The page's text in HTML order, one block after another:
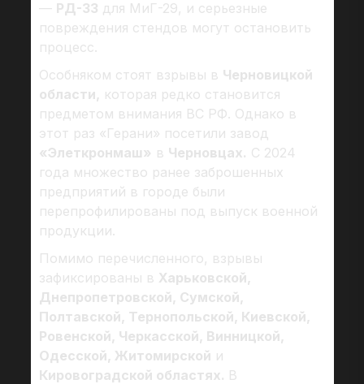
— РД-33 для МиГ-29, и серьезные
повреждения стендов могут остановить
процесс.
Особняком стоят взрывы в Черновицкой
области, которая редко становится
предметом внимания ВС РФ. Однако в
этот раз «Герани» посетили завод
«Элеткронмаш» в Черновцах. С 2024
года множество ранее заброшенных
предприятий в городе были
перепрофилированы под выпуск военной
продукции.
Помимо перечисленного, взрывы
зафиксированы в Харьковской,
Днепропетровской, Сумской,
Полтавской, Тернопольской, Киевской,
Ровенской, Черкасской, Винницкой,
Одесской, Житомирской и
Кировоградской областях. В